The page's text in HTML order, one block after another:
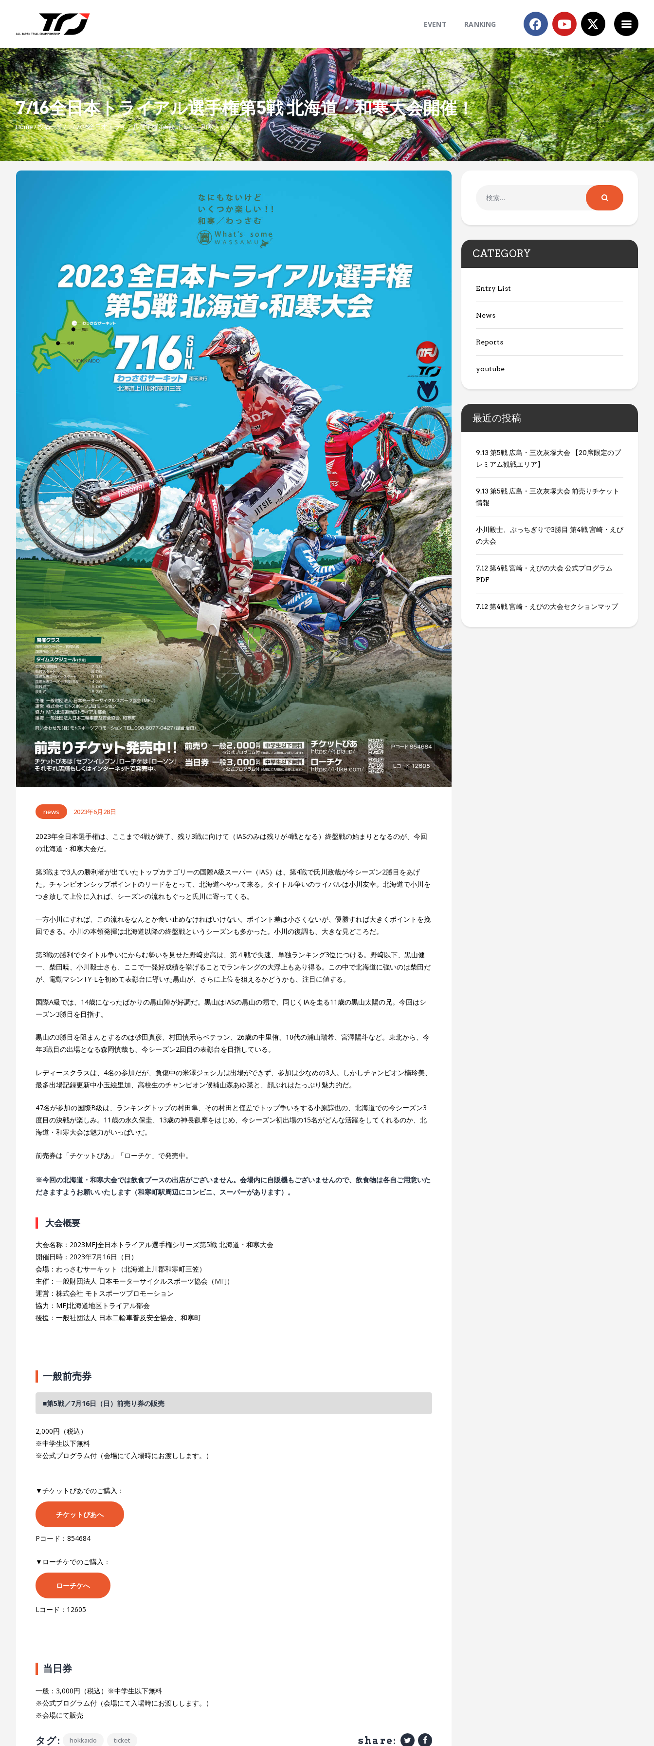
EVENT RANKING
7/16全日本トライアル選手権第5戦 北海道・和寒大会開催！
Home 投稿一覧 ... 7/16全日本トライアル選手権第5戦 北海道・和寒大会開催！
MSP Motosports Promotion TOP
news 2023年6月28日
2023年全日本選手権は、ここまで4戦が終了、残り3戦に向けて（IASのみは残りが4戦となる）終盤戦の始まりとなるのが、今回
の北海道・和寒大会だ。
第3戦まで3人の勝利者が出ていたトップカテゴリーの国際A級スーパー（IAS）は、第4戦で氏川政哉が今シーズン2勝目をあげ
た。チャンピオンシップポイントのリードをとって、北海道へやって来る。タイトル争いのライバルは小川友幸。北海道で小川を
つき放して上位に入れば、シーズンの流れもぐっと氏川に寄ってくる。
一方小川にすれば、この流れをなんとか食い止めなければいけない。ポイント差は小さくないが、優勝すれば大きくポイントを挽
回できる。小川の本領発揮は北海道以降の終盤戦というシーズンも多かった。小川の復調も、大きな見どころだ。
第3戦の勝利でタイトル争いにからむ勢いを見せた野﨑史高は、第４戦で失速、単独ランキング3位につける。野﨑以下、黒山健
一、柴田暁、小川毅士さも、ここで一発好成績を挙げることでランキングの大浮上もあり得る。この中で北海道に強いのは柴田だ
が、電動マシンTY-Eを初めて表彰台に導いた黒山が、さらに上位を狙えるかどうかも、注目に値する。
国際A級では、14歳になったばかりの黒山陣が好調だ。黒山はIASの黒山の甥で、同じくIAを走る11歳の黒山太陽の兄。今回はシ
ーズン3勝目を目指す。
黒山の3勝目を阻まんとするのは砂田真彦、村田慎示らベテラン、26歳の中里侑、10代の浦山瑞希、宮澤陽斗など。東北から、今
年3戦目の出場となる森岡慎哉も、今シーズン2回目の表彰台を目指している。
レディースクラスは、4名の参加だが、負傷中の米澤ジェシカは出場ができず、参加は少なめの3人。しかしチャンピオン楠玲美、
最多出場記録更新中小玉絵里加、高校生のチャンピオン候補山森あゆ菜と、顔ぶれはたっぷり魅力的だ。
47名が参加の国際B級は、ランキングトップの村田隼、その村田と僅差でトップ争いをする小原諄也の、北海道での今シーズン3
度目の決戦が楽しみ。11歳の永久保圭、13歳の神長叡摩をはじめ、今シーズン初出場の15名がどんな活躍をしてくれるのか、北
海道・和寒大会は魅力がいっぱいだ。
前売券は「チケットぴあ」「ローチケ」で発売中。
※今回の北海道・和寒大会では飲食ブースの出店がございません。会場内に自販機もございませんので、飲食物は各自ご用意いた
だきますようお願いいたします（和寒町駅周辺にコンビニ、スーパーがあります）。
大会概要
大会名称：2023MFJ全日本トライアル選手権シリーズ第5戦 北海道・和寒大会
開催日時：2023年7月16日（日）
会場：わっさむサーキット（北海道上川郡和寒町三笠）
主催：一般財団法人 日本モーターサイクルスポーツ協会（MFJ）
運営：株式会社 モトスポーツプロモーション
協力：MFJ北海道地区トライアル部会
後援：一般社団法人 日本二輪車普及安全協会、和寒町
一般前売券
■第5戦／7月16日（日）前売り券の販売
2,000円（税込）
※中学生以下無料
※公式プログラム付（会場にて入場時にお渡しします。）
▼チケットぴあでのご購入：
チケットぴあへ
Pコード：854684
▼ローチケでのご購入：
ローチケへ
Lコード：12605
当日券
一般：3,000円（税込）※中学生以下無料
※公式プログラム付（会場にて入場時にお渡しします。）
※会場にて販売
タグ: hokkaido ticket share:
投
シ
ョ
CATEGORY
Entry List
News
Reports
youtube
最近の投稿
9.13 第5戦 広島・三次灰塚大会 【20席限定のプ
レミアム観戦エリア】
9.13 第5戦 広島・三次灰塚大会 前売りチケット
情報
小川毅士、ぶっちぎりで3勝目 第4戦 宮崎・えび
の大会
7.12 第4戦 宮崎・えびの大会 公式プログラム
PDF
7.12 第4戦 宮崎・えびの大会セクションマップ